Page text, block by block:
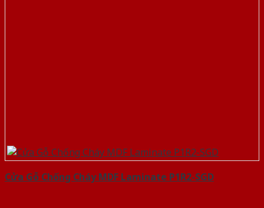
Cửa Gỗ Chống Cháy MDF Laminate P1R2-SGD